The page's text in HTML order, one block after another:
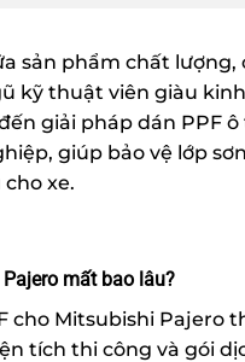
sản phẩm chất lượng,
kỹ thuật viên giàu
giải pháp dán PPF
giúp bảo vệ lớp
xe.
mất bao lâu?
cho Mitsubishi Pajero
tích thi công và gói